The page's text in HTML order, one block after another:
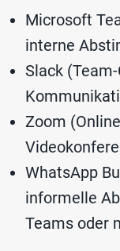
Microsoft
interne
Slack
Zoom
WhatsApp
informelle
Teams oder